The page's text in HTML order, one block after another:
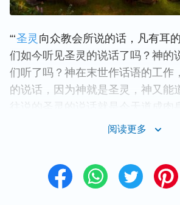
“‘圣灵 向众教会所说的话，凡有耳
们如今听见圣灵的说话了吗？神的
们听了吗？神在末世作话语的工作
的说话，因为神就是圣灵，神又能
有许多谬妄的人认为，既是圣灵说
圣灵不可能直接与人说话，即使是
也不直接与众百姓说话，更何况在
阅读更多